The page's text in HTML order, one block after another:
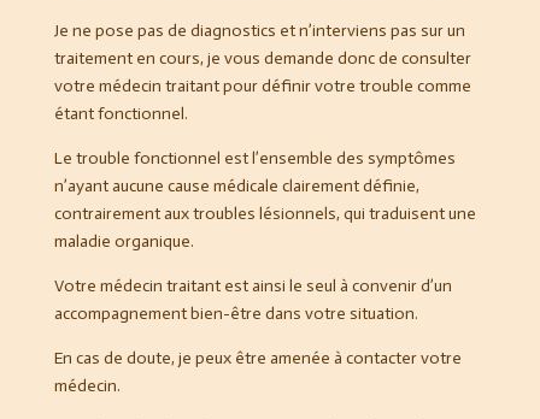
Je ne pose pas de diagnostics et n’interviens pas sur un
traitement en cours, je vous demande donc de consulter
votre médecin traitant pour définir votre trouble comme
étant fonctionnel.
Le trouble fonctionnel est l’ensemble des symptômes
n’ayant aucune cause médicale clairement définie,
contrairement aux troubles lésionnels, qui traduisent une
maladie organique.
Votre médecin traitant est ainsi le seul à convenir d’un
accompagnement bien-être dans votre situation.
En cas de doute, je peux être amenée à contacter votre
médecin.